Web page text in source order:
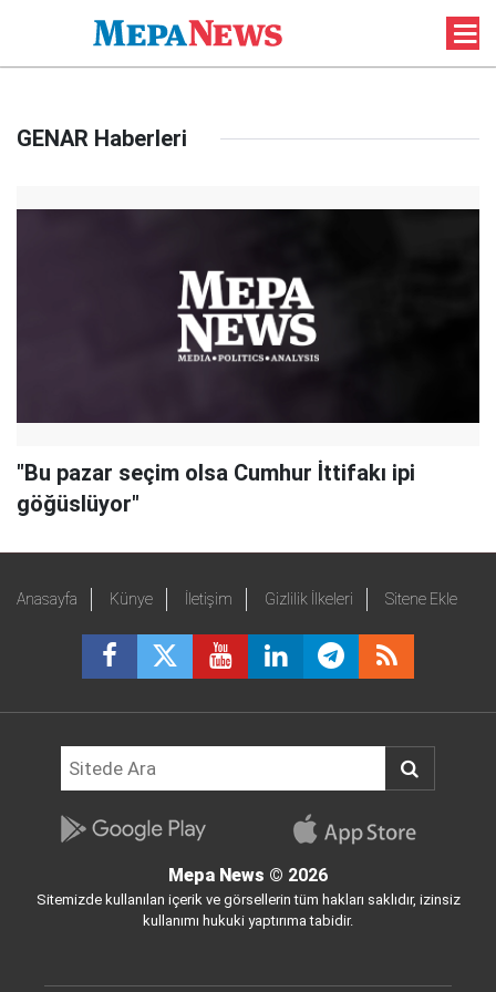
GENAR Haberleri
"Bu pazar seçim olsa Cumhur İttifakı ipi
göğüslüyor"
Anasayfa Künye İletişim Gizlilik İlkeleri Sitene Ekle
Mepa News © 2026
Sitemizde kullanılan içerik ve görsellerin tüm hakları saklıdır, izinsiz
kullanımı hukuki yaptırıma tabidir.